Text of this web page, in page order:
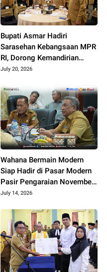
Bupati Asmar Hadiri
Sarasehan Kebangsaan MPR
RI, Dorong Kemandirian
Fiskal Daerah
July 20, 2026
Wahana Bermain Modern
Siap Hadir di Pasar Modern
Pasir Pengaraian November
2026
July 14, 2026